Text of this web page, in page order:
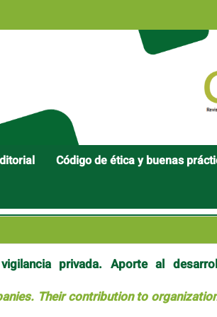
Código de ética y buenas
privada. Aporte al
Their contribution to